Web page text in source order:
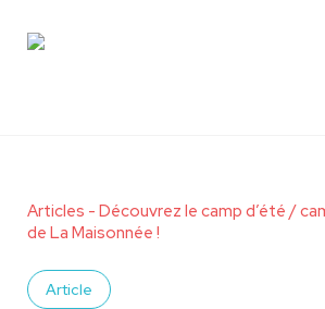
Articles - Découvrez le camp d’été /
de La Maisonnée !
Article